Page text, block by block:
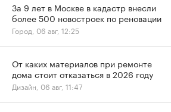
За 9 лет в Москве в кадастр внесли
более 500 новостроек по реновации
Город, 06 авг, 12:25
От каких материалов при ремонте
дома стоит отказаться в 2026 году
Дизайн, 06 авг, 11:47